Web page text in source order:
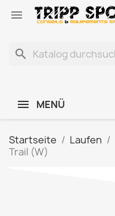

search
MENÜ
Startseite Laufen
Trail (W)